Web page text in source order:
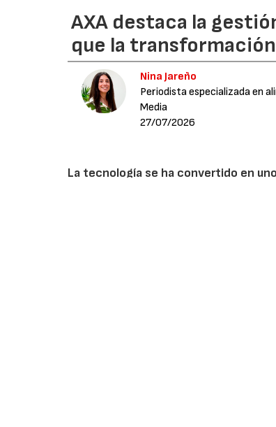
AXA destaca la
que la
Nina Jareño
Periodista especializada en
Media
27/07/2026
La tecnología se ha convertido en